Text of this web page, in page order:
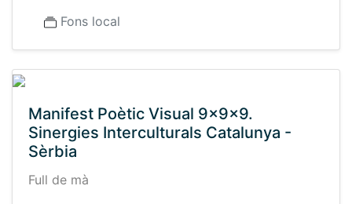
Fons local
Manifest Poètic Visual 9x9x9.
Sinergies Interculturals Catalunya -
Sèrbia
Full de mà